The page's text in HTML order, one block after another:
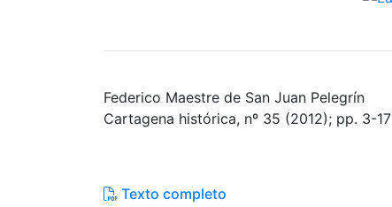
Federico Maestre de San Juan Pelegrín
Cartagena histórica, nº 35 (2012); pp. 3-17
Texto completo